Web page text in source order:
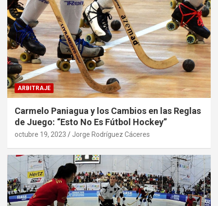
ARBITRAJE
Carmelo Paniagua y los Cambios en las Reglas
de Juego: “Esto No Es Fútbol Hockey”
octubre 19, 2023 Jorge Rodríguez Cáceres